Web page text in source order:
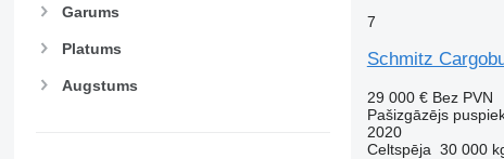
Garums
Platums
Augstums
7
Schmitz
29 000 € Bez PVN
Pašizgāzējs
2020
Celtspēja 30 000